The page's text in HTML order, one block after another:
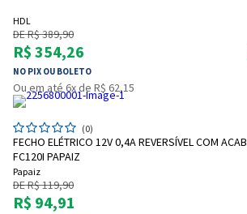
HDL
DE R$ 389,90
R$ 354,26
NO PIX OU BOLETO
Ou em até 6x de R$ 62,15
(0)
FECHO ELÉTRICO 12V 0,4A REVERSÍVEL COM
FC120I PAPAIZ
Papaiz
DE R$ 119,90
R$ 94,91